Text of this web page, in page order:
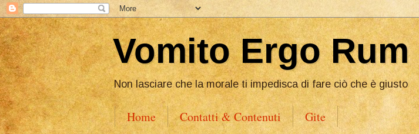
Vomito Ergo Rum
Non lasciare che la morale ti impedisca di fare ciò che è giusto
Home Contatti & Contenuti Gite